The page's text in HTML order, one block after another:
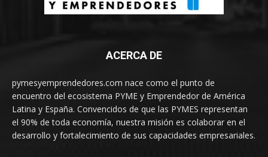
ACERCA DE
pymesyemprendedores.com nace como el punto de
encuentro del ecosistema PYME y Emprendedor de América
Latina y España. Convencidos de que las PYMES representan
el 90% de toda economía, nuestra misión es colaborar en el
desarrollo y fortalecimiento de sus capacidades empresariales.